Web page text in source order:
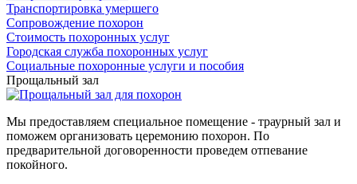
Транспортировка умершего
Сопровождение похорон
Стоимость похоронных услуг
Городская служба похоронных услуг
Социальные похоронные услуги и пособия
Прощальный зал
Мы предоставляем специальное помещение - траурный зал и
поможем организовать церемонию похорон. По
предварительной договоренности проведем отпевание
покойного.